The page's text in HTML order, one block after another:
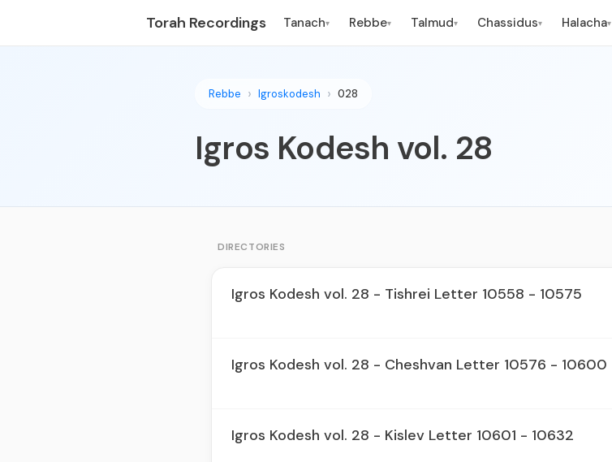
Torah Recordings Tanach▾ Rebbe▾ Talmud▾ Chassidus▾ Halacha▾
Rebbe Igroskodesh 028
Igros Kodesh vol. 28
DIRECTORIES
Igros Kodesh vol. 28 - Tishrei Letter 10558 - 10575
Igros Kodesh vol. 28 - Cheshvan Letter 10576 - 10600
Igros Kodesh vol. 28 - Kislev Letter 10601 - 10632